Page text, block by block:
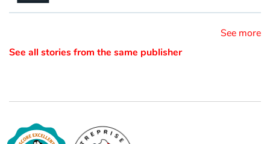
Family
Schools
Videos & Tutorials
See more
See all stories from the same publisher